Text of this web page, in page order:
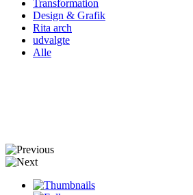
Transformation
Design & Grafik
Rita arch
udvalgte
Alle